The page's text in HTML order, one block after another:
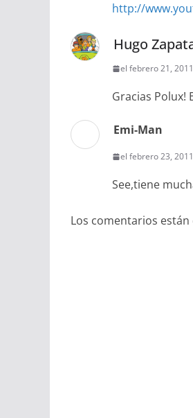
http://
Hugo
el febrero 21,
Gracias Polux!
Emi-Man
el febrero 23,
See,tiene
Los comentarios están